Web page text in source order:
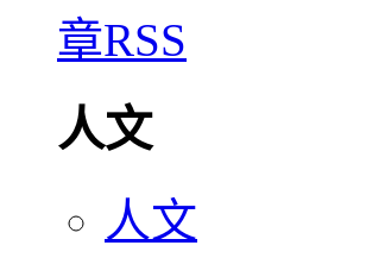
人文
人文